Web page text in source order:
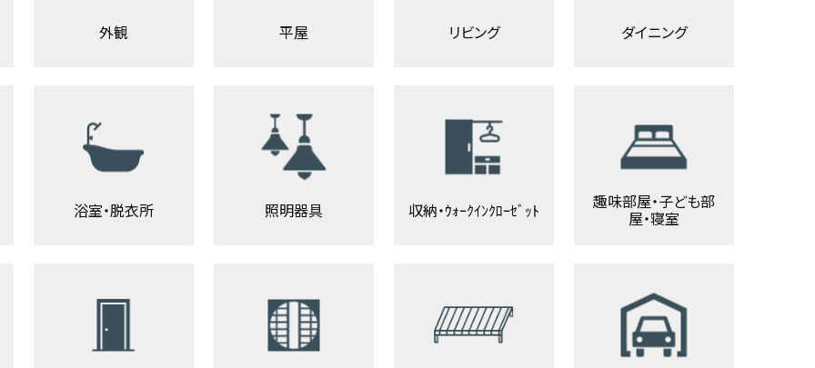
外観 平屋 リビング ダイニング
浴室・脱衣所 照明器具 収納・ｳｫｰｸｲﾝｸﾛｰｾﾞｯﾄ 趣味部屋・子ども部
屋・寝室